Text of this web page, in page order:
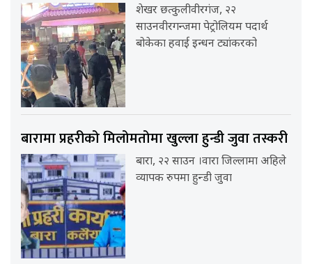
शेखर छत्कुलीवीरगंज, २२
साउनवीरगन्जमा पेट्रोलियम पदार्थ
बोकेका हवाई इन्धन ट्यांकरको
बारामा प्रहरीको मिलोमतोमा खुल्ला हुन्डी जुवा तस्करी
बारा, २२ साउन ।वारा जिल्लामा अहिले
व्यापक रुपमा हुन्डी जुवा